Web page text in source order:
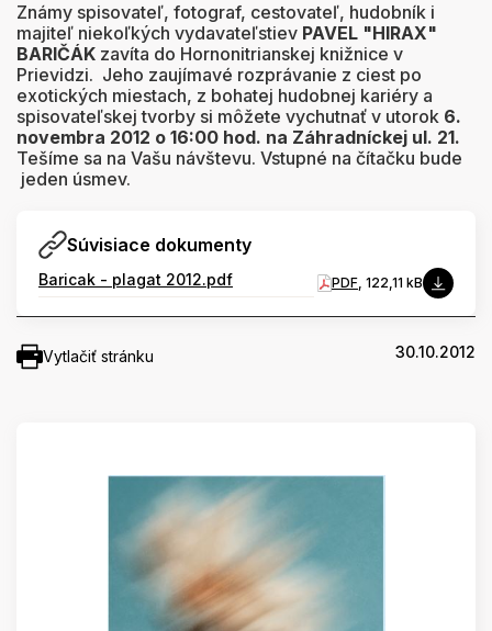
Známy spisovateľ, fotograf, cestovateľ, hudobník i
majiteľ niekoľkých vydavateľstiev PAVEL "HIRAX"
BARIČÁK zavíta do Hornonitrianskej knižnice v
Prievidzi. Jeho zaujímavé rozprávanie z ciest po
exotických miestach, z bohatej hudobnej kariéry a
spisovateľskej tvorby si môžete vychutnať v utorok 6.
novembra 2012 o 16:00 hod. na Záhradníckej ul. 21.
Tešíme sa na Vašu návštevu. Vstupné na čítačku bude
jeden úsmev.
Súvisiace dokumenty
Baricak - plagat 2012.pdf PDF, 122,11 kB
Vytlačiť stránku 30.10.2012